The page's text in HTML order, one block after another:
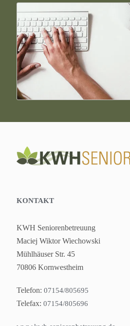
KONTAKT
KWH Seniorenbetreuung
Maciej Wiktor Wiechowski
Mühlhäuser Str. 45
70806 Kornwestheim
Telefon: 07154/805695
Telefax: 07154/805696